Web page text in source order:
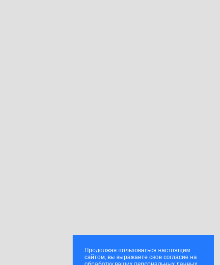
Продолжая пользоваться настоящим
сайтом, вы выражаете свое согласие на